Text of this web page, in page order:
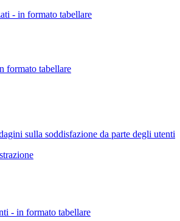
- in formato tabellare
formato tabellare
sulla soddisfazione da parte degli utenti
- in formato tabellare